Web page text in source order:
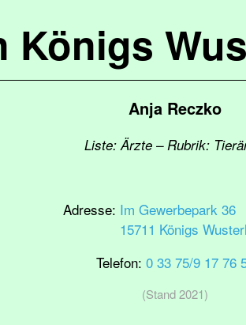
Königs
Anja Reczko
Liste: Ärzte – Rubrik:
Adresse: Im Gewerbepark 36
15711 Königs
Telefon: 0 33 75/9 17 76
(Stand 2021)